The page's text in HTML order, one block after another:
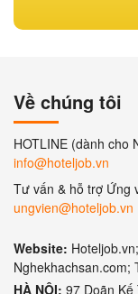
Về chúng tôi
HOTLINE (dành cho
info@hoteljob.vn
Tư vấn & hỗ trợ Ứng
ungvien@hoteljob.vn
Website:
Nghekhachsan.com;
HÀ NỘI: 97 Doãn Kế